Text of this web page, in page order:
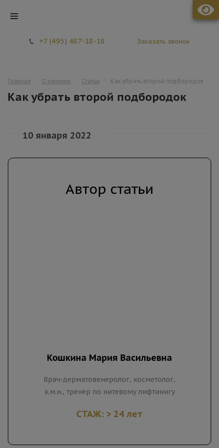
+7 (495) 487-18-18 Заказать звонок
Главная О клинике Статьи Как убрать второй подбородок
Как убрать второй подбородок
10 января 2022
Автор статьи
Кошкина Мария Васильевна
Врач-дерматовенеролог, косметолог,
к.м.н., тренер по нитевому лифтинигу
СТАЖ: > 24 лет